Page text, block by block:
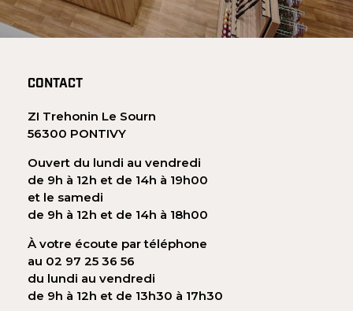
CONTACT
ZI Trehonin Le Sourn
56300 PONTIVY
Ouvert du lundi au vendredi
de 9h à 12h et de 14h à 19h00
et le samedi
de 9h à 12h et de 14h à 18h00
À votre écoute par téléphone
au 02 97 25 36 56
du lundi au vendredi
de 9h à 12h et de 13h30 à 17h30